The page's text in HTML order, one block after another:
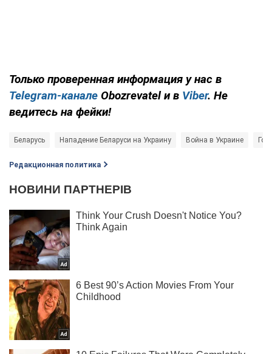
Только проверенная информация у нас в
Telegram-канале Obozrevatel и в Viber. Не
ведитесь на фейки!
Беларусь Нападение Беларуси на Украину Война в Украине
Редакционная политика